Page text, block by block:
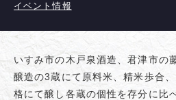
イベント情報
いすみ市の木戸泉酒造、君津市の
醸造の3蔵にて原料米、精米歩合
格にて醸し各蔵の個性を存分に比